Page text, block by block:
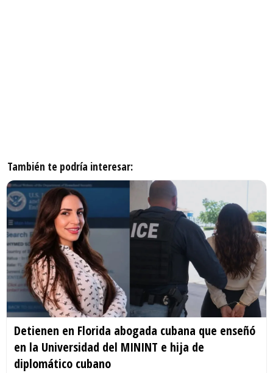
También te podría interesar:
Detienen en Florida abogada cubana que enseñó
en la Universidad del MININT e hija de
diplomático cubano